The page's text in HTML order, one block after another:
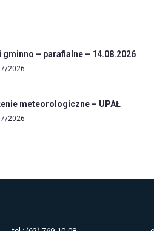
gminno – parafialne – 14.08.2026
2026
meteorologiczne – UPAŁ
2026